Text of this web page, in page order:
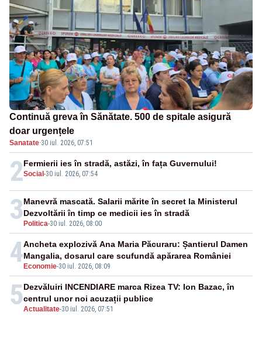
Continuă greva în Sănătate. 500 de spitale asigură
doar urgențele
Sanatate·30 iul. 2026, 07:51
2Social -30 iul. 2026, 07:54
Fermierii ies în stradă, astăzi, în fața Guvernului!
3 Politica-30 iul. 2026, 08:00
Manevră mascată. Salarii mărite în secret la Ministerul
Dezvoltării în timp ce medicii ies în stradă
4 Economie-30 iul. 2026, 08:09
Ancheta explozivă Ana Maria Păcuraru: Șantierul Damen
Mangalia, dosarul care scufundă apărarea României
5Actualitate-30 iul. 2026, 07:51
Dezvăluiri INCENDIARE marca Rizea TV: Ion Bazac, în
centrul unor noi acuzații publice